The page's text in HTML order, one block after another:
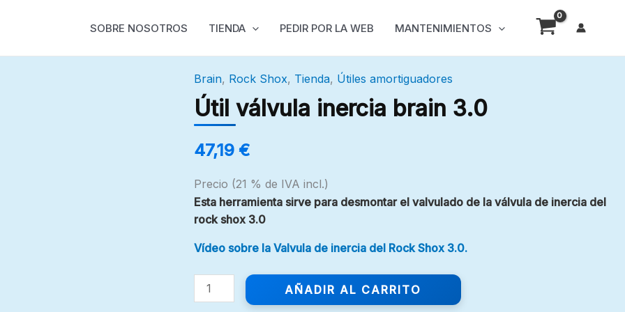
SOBRE NOSOTROS TIENDA PEDIR POR LA WEB MANTENIMIENTOS
Brain, Rock Shox, Tienda, Útiles amortiguadores
Útil válvula inercia brain 3.0
47,19 €
Precio (21 % de IVA incl.)
Esta herramienta sirve para desmontar el valvulado de la válvula de inercia del
rock shox 3.0
Vídeo sobre la Valvula de inercia del Rock Shox 3.0.
Útil
válvula
inercia
brain
3.0
cantidad
AÑADIR AL CARRITO